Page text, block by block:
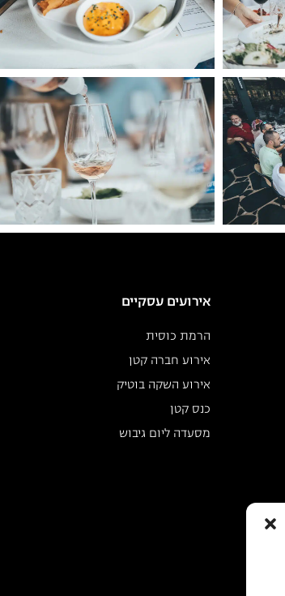
אירועים עסקיים
הרמת כוסית
אירוע חברה קטן
אירוע השקה בוטיק
כנס קטן
מסעדה ליום גיבוש